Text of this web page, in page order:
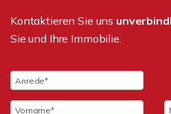
Kontaktieren Sie uns
Sie und Ihre Immobilie.